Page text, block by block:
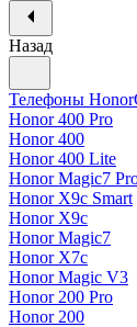
Назад
Телефоны Honor
Honor 400 Pro
Honor 400
Honor 400 Lite
Honor Magic7
Honor X9c Smart
Honor X9c
Honor Magic7
Honor X7c
Honor Magic V3
Honor 200 Pro
Honor 200